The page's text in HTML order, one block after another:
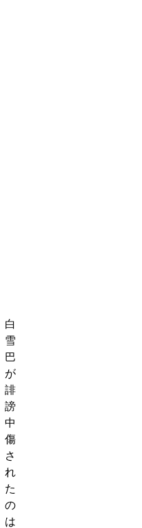
白
雪
巴
が
誹
謗
中
傷
さ
れ
た
の
は